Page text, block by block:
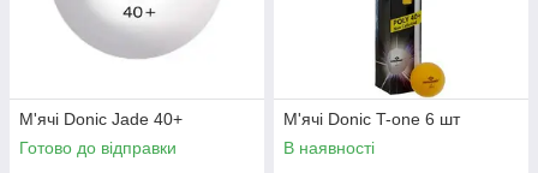
М'ячі Donic Jade 40+
Готово до відправки
М'ячі Donic T-one 6 шт
В наявності